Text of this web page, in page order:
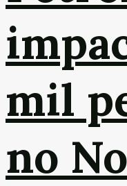
mil
no